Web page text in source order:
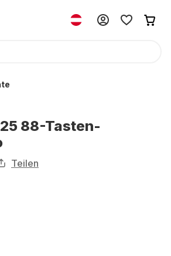
88-Tasten-
Teilen